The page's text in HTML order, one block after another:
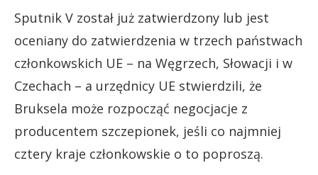
Sputnik V został już zatwierdzony lub jest
oceniany do zatwierdzenia w trzech państwach
członkowskich UE – na Węgrzech, Słowacji i w
Czechach – a urzędnicy UE stwierdzili, że
Bruksela może rozpocząć negocjacje z
producentem szczepionek, jeśli co najmniej
cztery kraje członkowskie o to poproszą.